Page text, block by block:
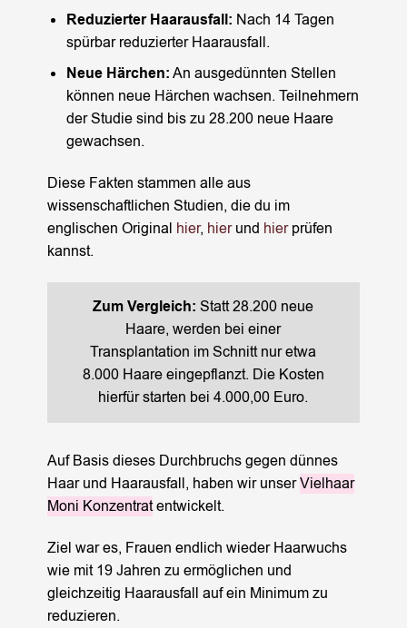
Reduzierter Haarausfall: Nach 14 Tagen
spürbar reduzierter Haarausfall.
Neue Härchen:An ausgedünnten Stellen
können neue Härchen wachsen. Teilnehmern
der Studie sind bis zu 28.200 neue Haare
gewachsen.
Diese Fakten stammen alle aus
wissenschaftlichen Studien, die du im
englischen Original hier, hierund hierprüfen
kannst.
Zum Vergleich: Statt 28.200 neue
Haare, werden bei einer
Transplantation im Schnitt nur etwa
8.000 Haare eingepflanzt. Die Kosten
hierfür starten bei 4.000,00 Euro.
Auf Basis dieses Durchbruchs gegen dünnes
Haar und Haarausfall, haben wir unserVielhaar
Moni Konzentratentwickelt.
Ziel war es, Frauen endlich wieder Haarwuchs
wie mit 19 Jahren zu ermöglichen und
gleichzeitig Haarausfall auf ein Minimum zu
reduzieren.